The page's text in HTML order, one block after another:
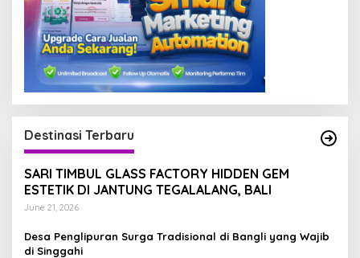
Destinasi Terbaru
SARI TIMBUL GLASS FACTORY HIDDEN GEM
ESTETIK DI JANTUNG TEGALALANG, BALI
June 21, 2026
Desa Penglipuran Surga Tradisional di Bangli yang Wajib
di Singgahi